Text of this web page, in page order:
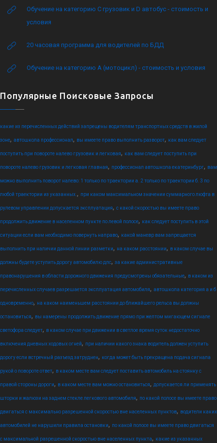
Обучение на категорию C грузовик и D автобус - стоимость и
условия
20 часовая программа для водителей по БДД
Обучение на категорию А (мотоцикл) - стоимость и условия
Популярные Поисковые Запросы
какие из перечисленных действий запрещены водителям транспортных средств в жилой
зоне, автошкола профессионал, вы имеете право выполнить разворот, как вам следует
поступить при повороте налево грузовик и легковая, как вам следует поступить при
повороте налево грузовик и легковая главная, профессионал автошкола екатеринбург, вам
можно выполнить поворот налево: 1 только по траектории а. 2 только по траектории б. 3 по
любой траектории из указанных. , при каком максимальном значении суммарного люфта в
рулевом управлении допускается эксплуатация, с какой скоростью вы имеете право
продолжить движение в населенном пункте по левой полосе, как следует поступить в этой
ситуации если вам необходимо повернуть направо, какой маневр вам запрещается
выполнить при наличии данной линии разметки, на каком расстоянии, в каком случае вы
должны будете уступить дорогу автомобилю дпс, за какие административные
правонарушения в области дорожного движения предусмотрены обязательные, в каком из
перечисленных случаев разрешается эксплуатация автомобиля, автошкола категория а и б
одновременно, на каком наименьшем расстоянии до ближайшего рельса вы должны
остановиться, вы намерены продолжить движение прямо при желтом мигающем сигнале
светофора следует, в каком случае при движении в светлое время суток недостаточно
включения дневных ходовых огней, при наличии какого знака водитель должен уступить
дорогу если встречный разъезд затруднен, когда может быть прекращена подача сигнала
рукой о повороте ответ, в каком месте вам следует поставить автомобиль на стоянку с
правой стороны дороги, в каком месте вам можно остановиться, допускается ли применять
шторки и жалюзи на заднем стекле легкового автомобиля, по какой полосе вы имеете право
двигаться с максимально разрешенной скоростью вне населенных пунктов, водители каких
автомобилей не нарушили правила остановки, по какой полосе вы имеете право двигаться
с максимальной разрешенной скоростью вне населенных пункта, какие из указанных